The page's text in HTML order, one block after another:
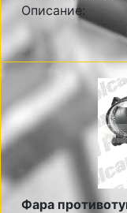
Описание:
Фара